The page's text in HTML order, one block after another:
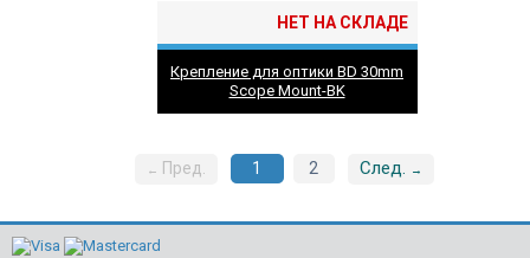
НЕТ НА СКЛАДЕ
Крепление для оптики BD 30mm
Scope Mount-BK
← Пред. 1 2 След. →